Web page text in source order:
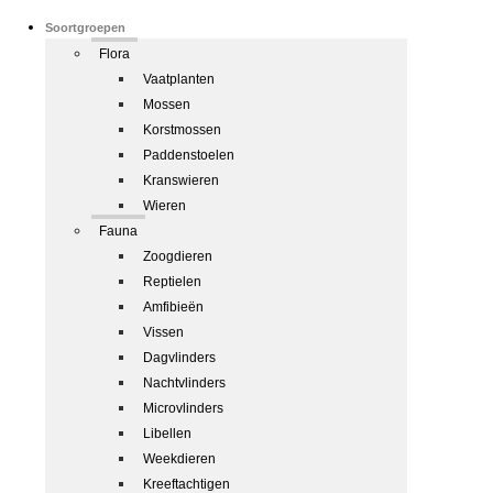
Soortgroepen
Flora
Vaatplanten
Mossen
Korstmossen
Paddenstoelen
Kranswieren
Wieren
Fauna
Zoogdieren
Reptielen
Amfibieën
Vissen
Dagvlinders
Nachtvlinders
Microvlinders
Libellen
Weekdieren
Kreeftachtigen